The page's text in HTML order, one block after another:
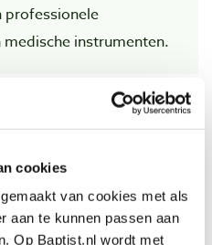
cookies
van cookies met als
aan te kunnen passen aan
Op Baptist.nl wordt met
professionele
instrumenten.
groot
26590
btw